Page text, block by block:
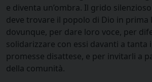
e diventa un’ombra. Il grido
deve trovare il popolo di Dio in prima
dovunque, per dare loro voce, per
solidarizzare con essi davanti a tanta
promesse disattese, e per invitarli a
della comunità.